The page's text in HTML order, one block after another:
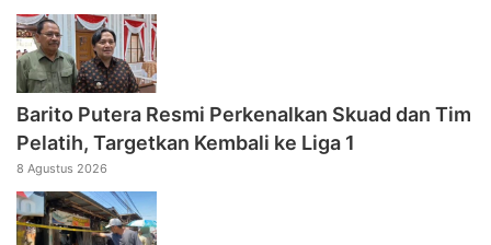
Barito Putera Resmi Perkenalkan Skuad dan Tim
Pelatih, Targetkan Kembali ke Liga 1
8 Agustus 2026